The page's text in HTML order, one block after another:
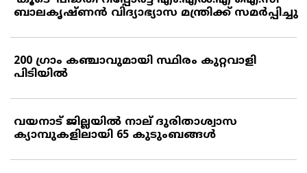
ബാലകൃഷ്ണന്‍ വിദ്യാഭ്യാസ മന്ത്രിക്ക് സമര്‍പ്പിച്ചു
200 ഗ്രാം കഞ്ചാവുമായി സ്ഥിരം കുറ്റവാളി
പിടിയില്‍
വയനാട് ജില്ലയില്‍ നാല് ദുരിതാശ്വാസ
ക്യാമ്പുകളിലായി 65 കുടുംബങ്ങള്‍